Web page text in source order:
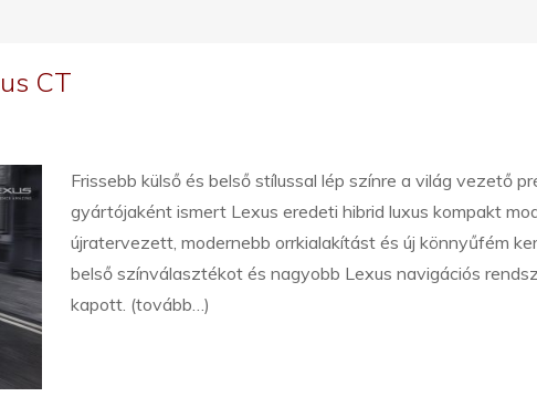
CT
Frissebb külső és belső stílussal lép színre a világ vezető
gyártójaként ismert Lexus eredeti hibrid luxus kompakt
újratervezett, modernebb orrkialakítást és új könnyűfém
belső színválasztékot és nagyobb Lexus navigációs
kapott. (tovább…)